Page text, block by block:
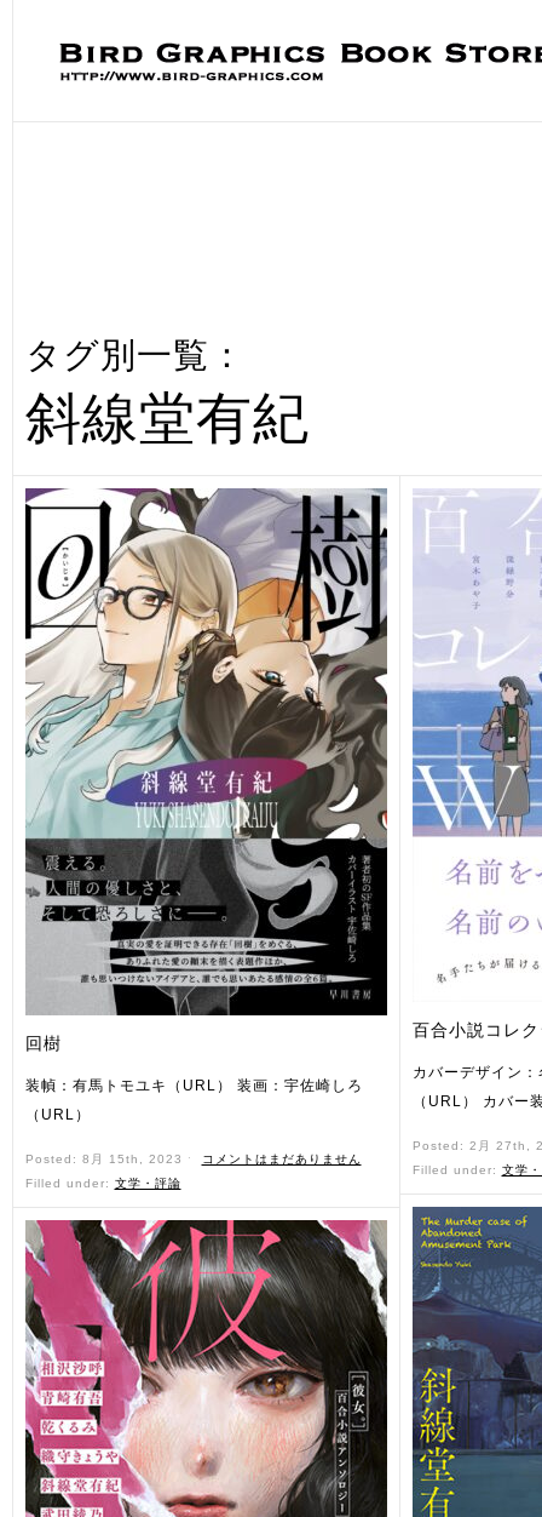
タグ別一覧：
斜線堂有紀
回樹
装幀：有馬トモユキ（URL） 装画：宇佐崎しろ
（URL）
Posted: 8月 15th, 2023 ˑ
コメントはまだありません
Filled under: 文学・評論
百合小説コレ
カバーデザイン
（URL） カバー
Posted: 2月 27th,
Filled under: 文学